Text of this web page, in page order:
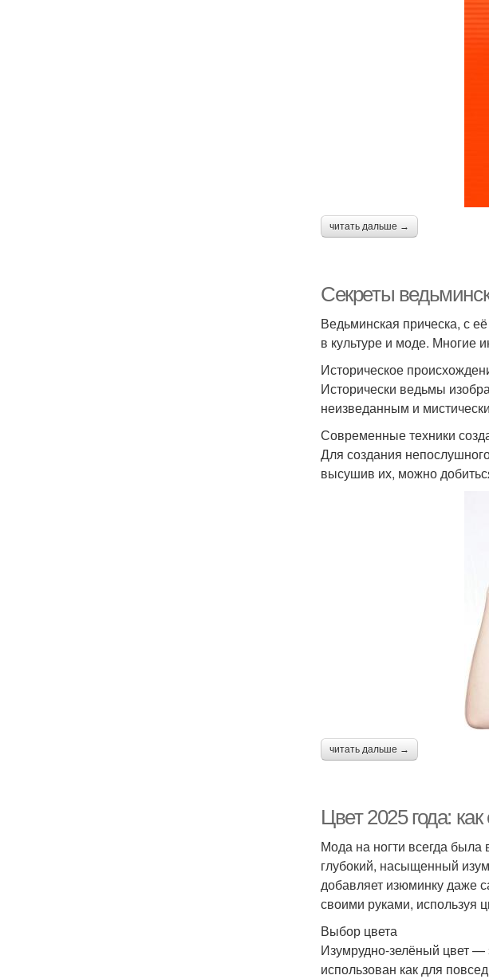
читать дальше →
Секреты
Ведьминская прическа, с
в культуре и моде. Многие
Историческое
Исторически ведьмы
неизведанным и
Современные техники
Для создания
высушив их, можно
читать дальше →
Цвет 2025 года:
Мода на ногти всегда
глубокий, насыщенный
добавляет изюминку даже
своими руками, используя
Выбор цвета
Изумрудно-зелёный цвет —
использован как для